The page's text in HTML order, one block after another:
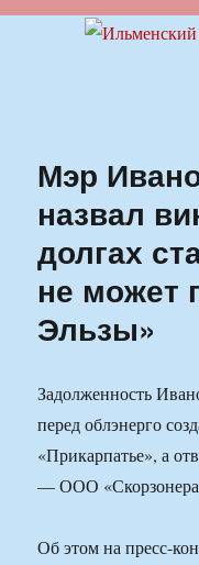
Ильменский
Мэр
назвал
долгах
не может
Эльзы»
Задолженность
перед облэнерго
«Прикарпатье», а
— ООО
Об этом на пресс-